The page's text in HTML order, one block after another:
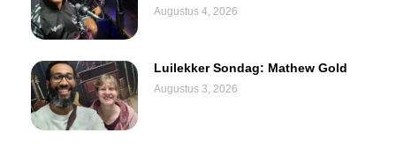
Augustus 4, 2026
Luilekker Sondag: Mathew Gold
Augustus 3, 2026